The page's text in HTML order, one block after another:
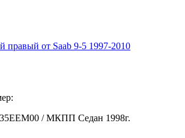
правый от Saab 9-5 1997-2010
/ МКПП Седан 1998г.